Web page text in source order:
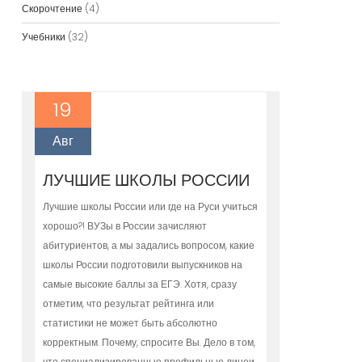
Скорочтение (4)
Учебники (32)
19
Авг
ЛУЧШИЕ ШКОЛЫ РОССИИ
Лучшие школы России или где на Руси учиться
хорошо?! ВУЗы в России зачисляют
абитуриентов, а мы задались вопросом, какие
школы России подготовили выпускников на
самые высокие баллы за ЕГЭ. Хотя, сразу
отметим, что результат рейтинга или
статистики не может быть абсолютно
корректным. Почему, спросите Вы. Дело в том,